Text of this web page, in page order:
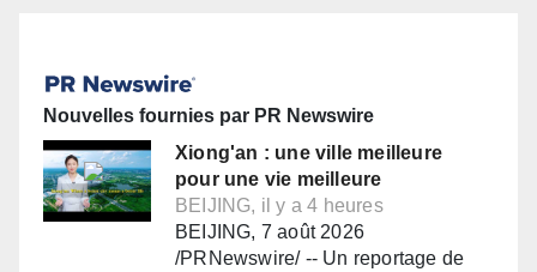
Nouvelles fournies par PR Newswire
Xiong'an : une ville meilleure
pour une vie meilleure
BEIJING, il y a 4 heures
BEIJING, 7 août 2026
/PRNewswire/ -- Un reportage de